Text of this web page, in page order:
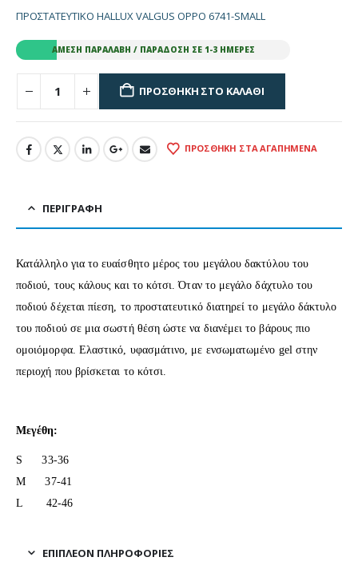
ΠΡΟΣΤΑΤΕΥΤΙΚΟ HALLUX VALGUS OPPO 6741-SMALL
ΆΜΕΣΗ ΠΑΡΑΛΑΒΉ / ΠΑΡΆΔΟΣΗ ΣΕ 1-3 ΗΜΈΡΕΣ
ΠΡΟΣΘΉΚΗ ΣΤΟ ΚΑΛΆΘΙ
ΠΡΟΣΘΉΚΗ ΣΤΑ ΑΓΑΠΗΜΈΝΑ
ΠΕΡΙΓΡΑΦΉ
Κατάλληλο για το ευαίσθητο μέρος του μεγάλου δακτύλου του
ποδιού, τους κάλους και το κότσι. Όταν το μεγάλο δάχτυλο του
ποδιού δέχεται πίεση, το προστατευτικό διατηρεί το μεγάλο δάκτυλο
του ποδιού σε μια σωστή θέση ώστε να διανέμει το βάρους πιο
ομοιόμορφα. Ελαστικό, υφασμάτινο, με ενσωματωμένο gel στην
περιοχή που βρίσκεται το κότσι.
Μεγέθη:
S 33-36
M 37-41
L 42-46
ΕΠΙΠΛΈΟΝ ΠΛΗΡΟΦΟΡΊΕΣ